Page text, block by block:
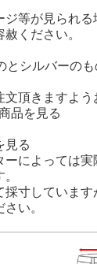
ジ等が見られ
ください。
とシルバーの
頂きますよう
品を見る
見る
によっては実
寸しています
い。